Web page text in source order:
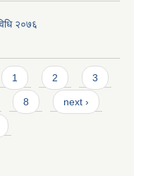
२०७६
1 2 3
8 next ›